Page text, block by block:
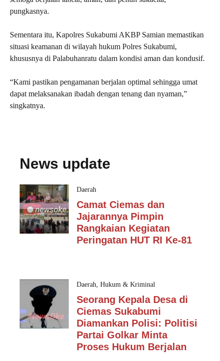
pungkasnya.
Sementara itu, Kapolres Sukabumi AKBP Samian memastikan
situasi keamanan di wilayah hukum Polres Sukabumi,
khususnya di Palabuhanratu dalam kondisi aman dan kondusif.
“Kami pastikan pengamanan berjalan optimal sehingga umat
dapat melaksanakan ibadah dengan tenang dan nyaman,”
singkatnya.
News update
Daerah
Camat Ciemas dan
Jajarannya Pimpin
Rangkaian Kegiatan
Peringatan HUT RI Ke-81
Daerah Hukum & Kriminal
Seorang Kepala Desa di
Ciemas Sukabumi
Diamankan Polisi: Politisi
Partai Golkar Minta
Proses Hukum Berjalan